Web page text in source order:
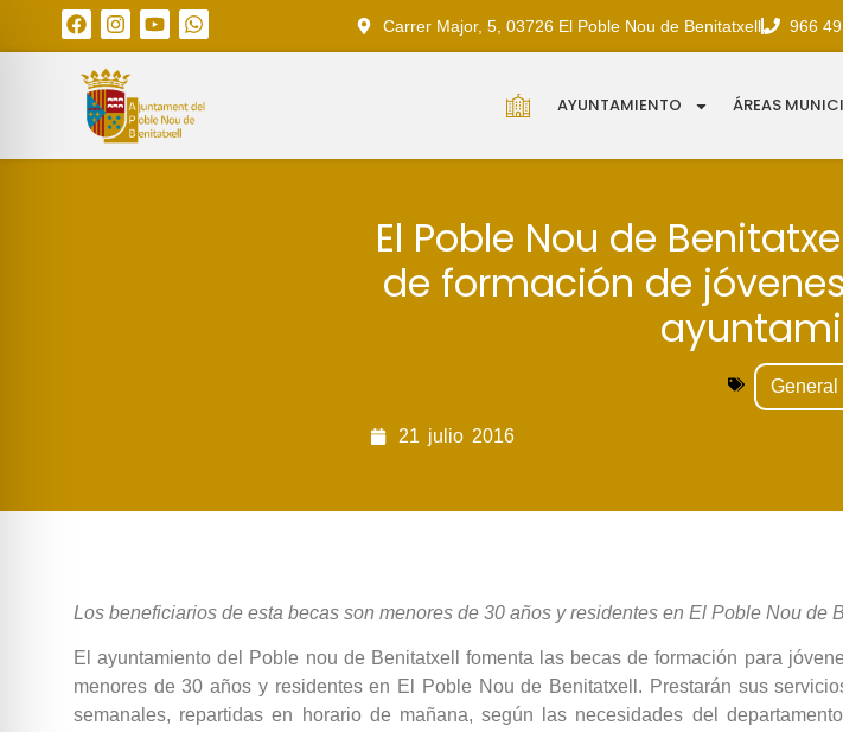
Carrer Major, 5, 03726 El Poble Nou de Benitatxell 966
AYUNTAMIENTO ÁREAS
El Poble Nou de
de formación de
General
21 julio 2016
Los beneficiarios de esta becas son menores de 30 años y residentes en El Poble Nou
El ayuntamiento del Poble nou de Benitatxell fomenta las becas de formación para
menores de 30 años y residentes en El Poble Nou de Benitatxell. Prestarán sus
semanales, repartidas en horario de mañana, según las necesidades del